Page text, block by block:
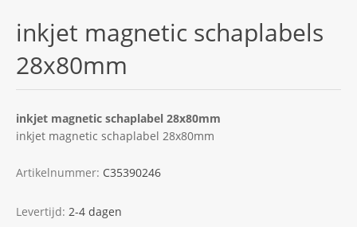
inkjet magnetic schaplabels
28x80mm
inkjet magnetic schaplabel 28x80mm
inkjet magnetic schaplabel 28x80mm
Artikelnummer: C35390246
Levertijd: 2-4 dagen